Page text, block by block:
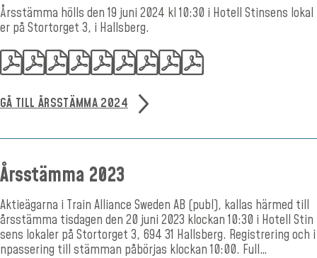
Årsstämma hölls den 19 juni 2024 kl 10:30 i Hotell Stinsens lokal
er på Stortorget 3, i Hallsberg.
GÅ TILL ÅRSSTÄMMA 2024
Årsstämma 2023
Aktieägarna i Train Alliance Sweden AB (publ), kallas härmed till
årsstämma tisdagen den 20 juni 2023 klockan 10:30 i Hotell Stin
sens lokaler på Stortorget 3, 694 31 Hallsberg. Registrering och i
npassering till stämman påbörjas klockan 10:00. Full…